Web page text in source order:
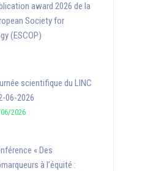
award 2026 de la
Society for
(ESCOP)
scientifique du LINC
06-2026
2026
« Des
à l’équité :